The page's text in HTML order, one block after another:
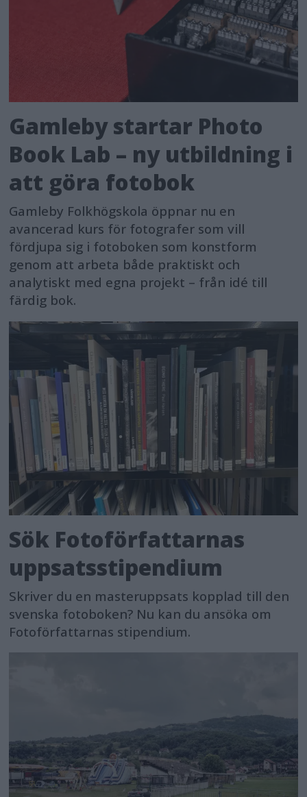
Gamleby startar Photo
Book Lab – ny utbildning i
att göra fotobok
Gamleby Folkhögskola öppnar nu en
avancerad kurs för fotografer som vill
fördjupa sig i fotoboken som konstform
genom att arbeta både praktiskt och
analytiskt med egna projekt – från idé till
färdig bok.
Sök Fotoförfattarnas
uppsatsstipendium
Skriver du en masteruppsats kopplad till den
svenska fotoboken? Nu kan du ansöka om
Fotoförfattarnas stipendium.